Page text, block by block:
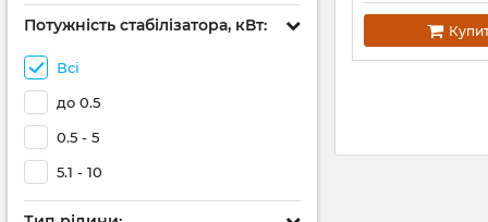
Потужність стабілізатора, кВт:
Всі
до 0.5
0.5 - 5
5.1 - 10